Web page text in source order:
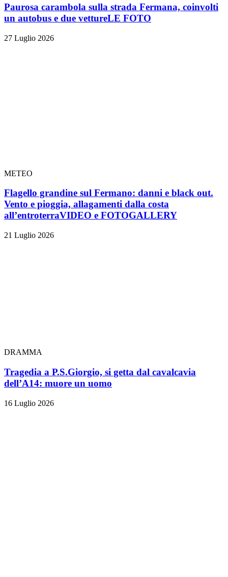
Paurosa carambola sulla strada Fermana, coinvolti
un autobus e due vettureLE FOTO
27 Luglio 2026
METEO
Flagello grandine sul Fermano: danni e black out.
Vento e pioggia, allagamenti dalla costa
all’entroterraVIDEO e FOTOGALLERY
21 Luglio 2026
DRAMMA
Tragedia a P.S.Giorgio, si getta dal cavalcavia
dell’A14: muore un uomo
16 Luglio 2026